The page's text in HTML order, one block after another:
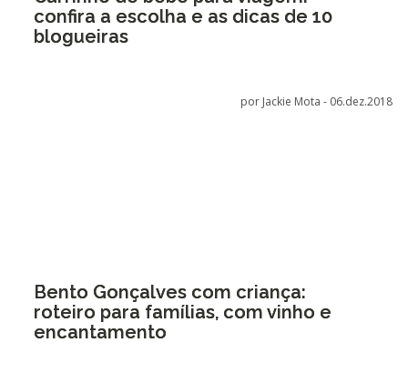
confira a escolha e as dicas de 10
blogueiras
por Jackie Mota - 06.dez.2018
Bento Gonçalves com criança:
roteiro para famílias, com vinho e
encantamento